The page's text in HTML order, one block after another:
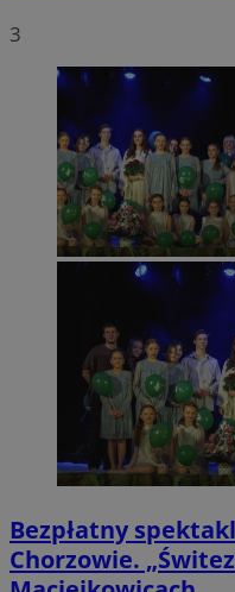
3
Bezpłatny
Chorzowie.